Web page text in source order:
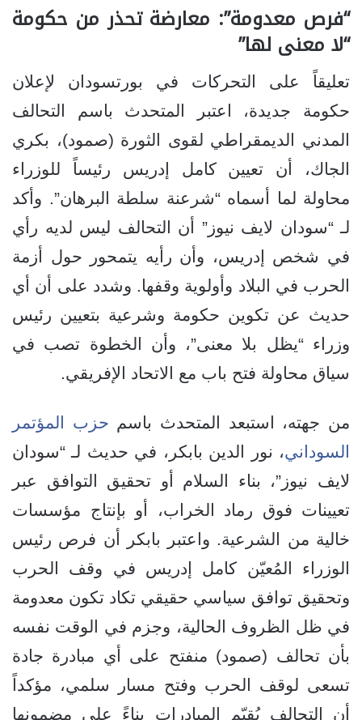
“فرص معدومة”: معارضة تحذر من حكومة
“لا معنى لها”
تعليقاً على التحركات في بورتسودان لإعلان
حكومة جديدة، اعتبر المتحدث باسم التحالف
المدني الديمقراطي لقوى الثورة (صمود)، بكري
الجاك، أن تعيين كامل إدريس رئيساً للوزراء
محاولة لما أسماه “شرعنة سلطة البرهان”. وأكد
لـ “سودان لايف نيوز” أن التحالف ليس لديه رأي
في شخص إدريس، وأن رأيه يتمحور حول أزمة
الحرب في البلاد وأولوية وقفها. وشدد على أن أي
حديث عن تكوين حكومة وشرعية بتعيين رئيس
وزراء “يظل بلا معنى”، وأن الخطوة تصب في
سياق محاولة فتح باب مع الاتحاد الإفريقي.
من جهته، استبعد المتحدث باسم حزب المؤتمر
السوداني، نور الدين بابكر، في حديث لـ “سودان
لايف نيوز”، بناء السلام أو تحقيق التوافق عبر
تعيينات فوق رماد الخراب، أو بإنتاج مؤسسات
خالية من الشرعية. واعتبر بابكر أن فرص رئيس
الوزراء المُعيّن كامل إدريس في وقف الحرب
وتحقيق توافق سياسي حقيقي تكاد تكون معدومة
في ظل الظروف الحالية، وجزم في الوقت نفسه
بأن تحالف (صمود) منفتح على أي مبادرة جادة
تسعى لوقف الحرب وفتح مسار سلمي، مؤكداً
أن التحالف يُقيّم المبادرات بناءً على مضمونها